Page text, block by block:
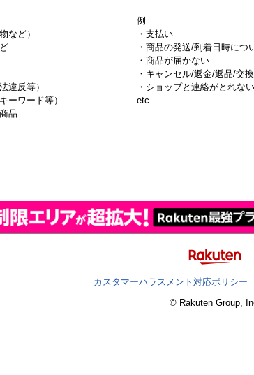
など）
違反等）
ーワード等）
品
例
・支払い
・商品の発送/到着日時につ
・商品が届かない
・キャンセル/返金/返品/交換
・ショップと連絡がとれない
etc.
カスタマーハラスメント対応ポリシー
© Rakuten Group,